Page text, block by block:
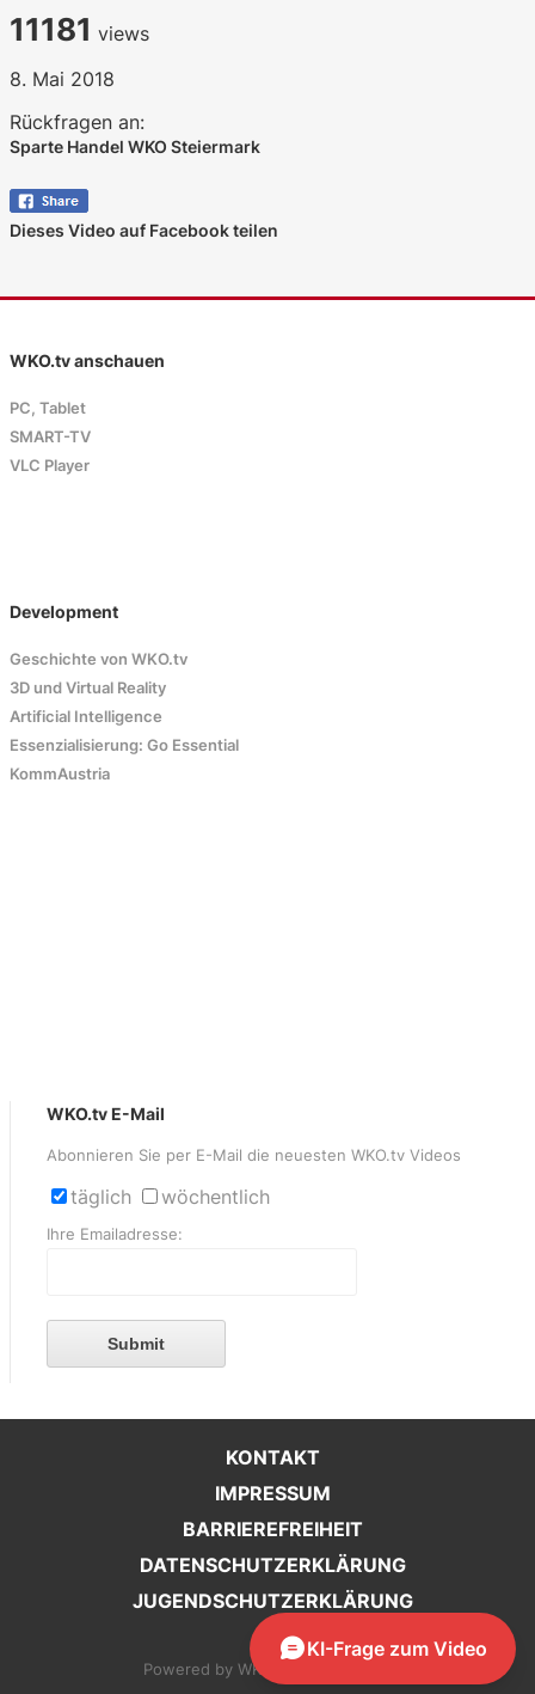
11181 views
8. Mai 2018
Rückfragen an:
Sparte Handel WKO Steiermark
Dieses Video auf Facebook teilen
KI-Frage zum Video
Configuration
WKO.tv anschauen
PC, Tablet
SMART-TV
VLC Player
Development
Geschichte von WKO.tv
3D und Virtual Reality
Artificial Intelligence
Essenzialisierung: Go Essential
KommAustria
WKO.tv E-Mail
Abonnieren Sie per E-Mail die neuesten WKO.tv Videos
täglich wöchentlich
Ihre Emailadresse:
Submit
KONTAKT
IMPRESSUM
BARRIEREFREIHEIT
DATENSCHUTZERKLÄRUNG
JUGENDSCHUTZERKLÄRUNG
Powered by WKO Steiermark 2026